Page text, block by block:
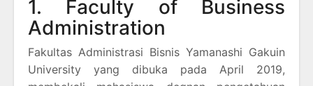
1. Faculty of Business
Administration
Fakultas Administrasi Bisnis Yamanashi Gakuin
University yang dibuka pada April 2019,